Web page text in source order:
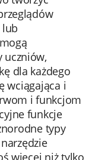
lub
dla każdego
wciągająca i
i funkcjom
funkcje
typy
więcej niż tylko